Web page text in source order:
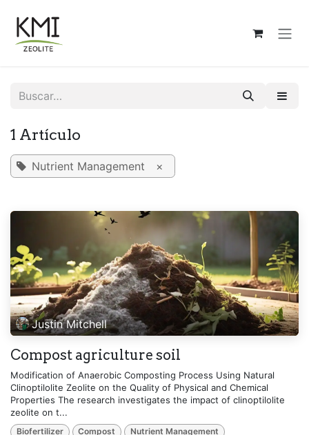
1 Artículo
Nutrient Management ×
Justin Mitchell
Compost agriculture soil
Modification of Anaerobic Composting Process Using Natural
Clinoptilolite Zeolite on the Quality of Physical and Chemical
Properties The research investigates the impact of clinoptilolite
zeolite on t...
Biofertilizer Compost Nutrient Management